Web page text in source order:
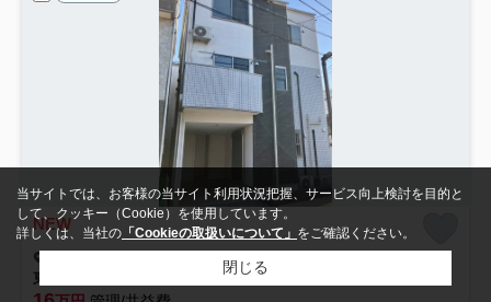
NEW
東古市場戸建
当サイトでは、お客様の当サイト利用状況把握、サービス向上検討を目的と
して、クッキー（Cookie）を使用しています。
詳しくは、当社の 「Cookieの取扱いについて」 をご確認ください。
閉じる